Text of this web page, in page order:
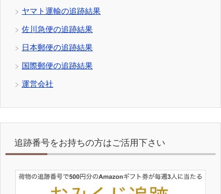
ヤマト運輸の追跡結果
佐川急便の追跡結果
日本郵便の追跡結果
国際郵便の追跡結果
運営会社
追跡番号をお持ちの方はご活用下さい